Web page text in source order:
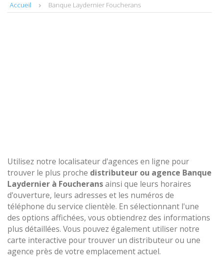
Accueil Banque Laydernier Foucherans
Utilisez notre localisateur d'agences en ligne pour
trouver le plus proche distributeur ou agence Banque
Laydernier à Foucheransainsi que leurs horaires
d'ouverture, leurs adresses et les numéros de
téléphone du service clientèle. En sélectionnant l'une
des options affichées, vous obtiendrez des informations
plus détaillées. Vous pouvez également utiliser notre
carte interactive pour trouver un distributeur ou une
agence près de votre emplacement actuel.